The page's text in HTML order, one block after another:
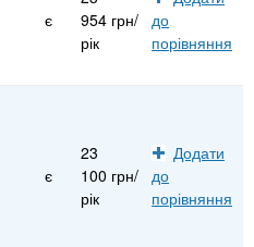
є
954 грн/
рік
до
порівняння
є
23
100 грн/
рік
Додати
до
порівняння